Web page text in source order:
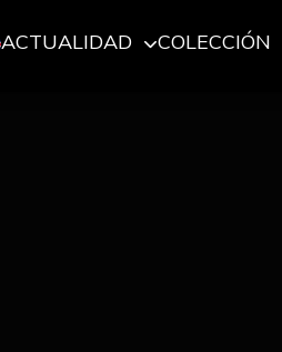
ACTUALIDAD COLECCIÓN